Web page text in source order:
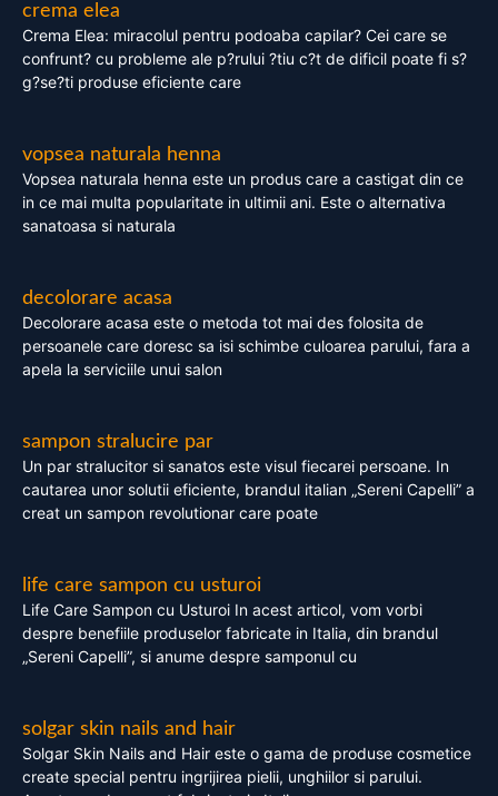
crema elea
Crema Elea: miracolul pentru podoaba capilar? Cei care se
confrunt? cu probleme ale p?rului ?tiu c?t de dificil poate fi s?
g?se?ti produse eficiente care
vopsea naturala henna
Vopsea naturala henna este un produs care a castigat din ce
in ce mai multa popularitate in ultimii ani. Este o alternativa
sanatoasa si naturala
decolorare acasa
Decolorare acasa este o metoda tot mai des folosita de
persoanele care doresc sa isi schimbe culoarea parului, fara a
apela la serviciile unui salon
sampon stralucire par
Un par stralucitor si sanatos este visul fiecarei persoane. In
cautarea unor solutii eficiente, brandul italian „Sereni Capelli” a
creat un sampon revolutionar care poate
life care sampon cu usturoi
Life Care Sampon cu Usturoi In acest articol, vom vorbi
despre benefiile produselor fabricate in Italia, din brandul
„Sereni Capelli”, si anume despre samponul cu
solgar skin nails and hair
Solgar Skin Nails and Hair este o gama de produse cosmetice
create special pentru ingrijirea pielii, unghiilor si parului.